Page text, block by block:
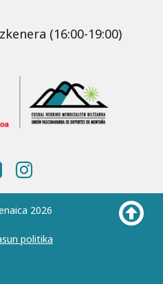
(16:00-19:00)
2026
politika